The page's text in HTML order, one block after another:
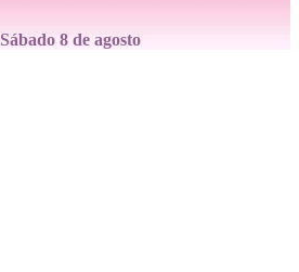
Sábado 8 de agosto